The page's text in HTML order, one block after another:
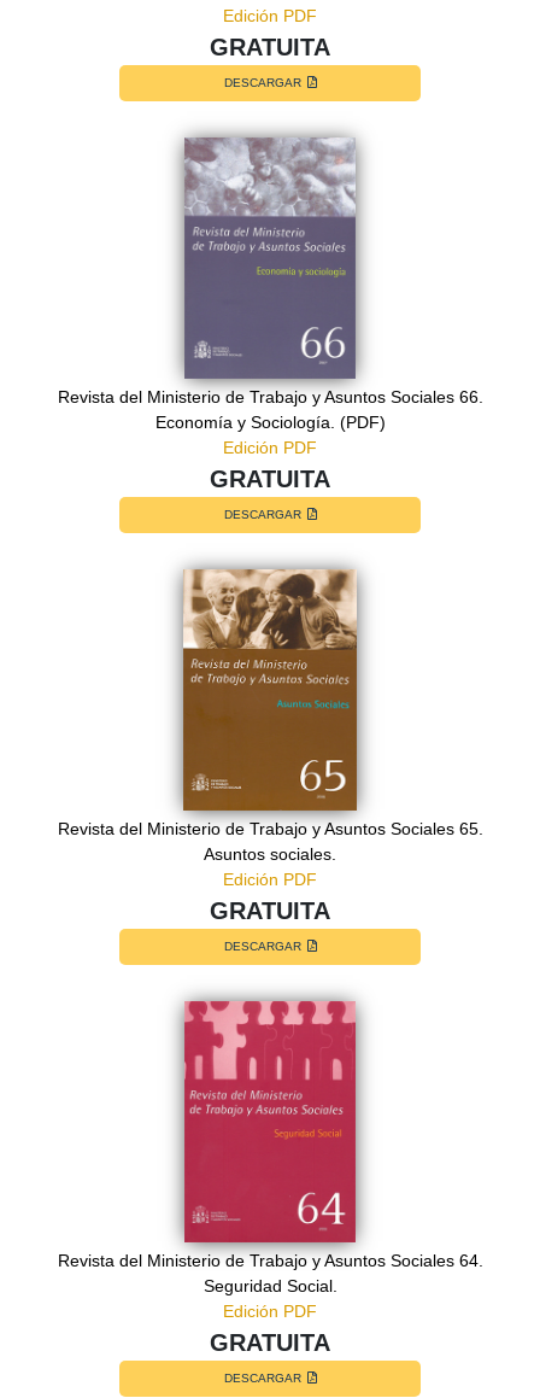
Edición PDF
GRATUITA
DESCARGAR
Revista del Ministerio de Trabajo y Asuntos Sociales 66.
Economía y Sociología. (PDF)
Edición PDF
GRATUITA
DESCARGAR
Revista del Ministerio de Trabajo y Asuntos Sociales 65.
Asuntos sociales.
Edición PDF
GRATUITA
DESCARGAR
Revista del Ministerio de Trabajo y Asuntos Sociales 64.
Seguridad Social.
Edición PDF
GRATUITA
DESCARGAR